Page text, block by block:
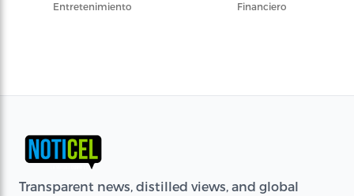
Entretenimiento
Financiero
Transparent news, distilled views, and global